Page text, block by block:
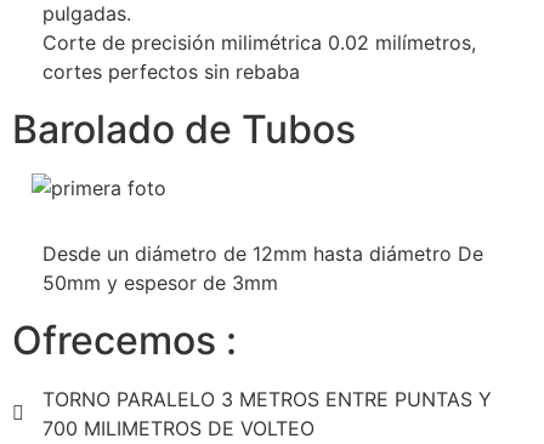
pulgadas.
Corte de precisión milimétrica 0.02 milímetros,
cortes perfectos sin rebaba
Barolado de Tubos
Desde un diámetro de 12mm hasta diámetro De
50mm y espesor de 3mm
Ofrecemos :
TORNO PARALELO 3 METROS ENTRE PUNTAS Y
700 MILIMETROS DE VOLTEO